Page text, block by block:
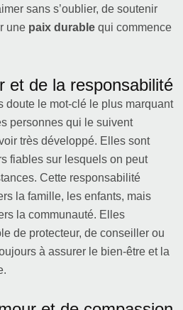
sans s’oublier, de soutenir
une paix durable qui commence
et de la responsabilité
doute le mot-clé le plus marquant
personnes qui le suivent
très développé. Elles sont
fiables sur lesquels on peut
Cette responsabilité
la famille, les enfants, mais
la communauté. Elles
de protecteur, de conseiller ou
à assurer le bien-être et la